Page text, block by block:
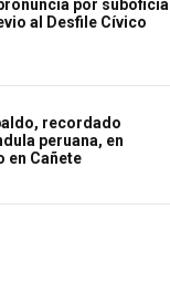
por suboficial
al Desfile Cívico
recordado
peruana, en
en Cañete